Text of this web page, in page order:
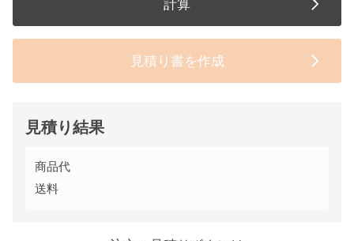
計算
見積り書を作成
見積り結果
商品代
送料